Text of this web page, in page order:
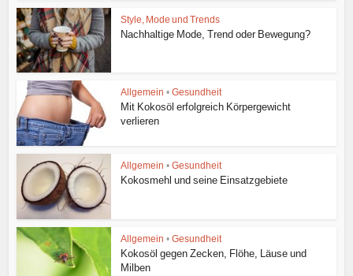
Style, Mode und Trends
Nachhaltige Mode, Trend oder Bewegung?
Allgemein • Gesundheit
Mit Kokosöl erfolgreich Körpergewicht
verlieren
Allgemein • Gesundheit
Kokosmehl und seine Einsatzgebiete
Allgemein • Gesundheit
Kokosöl gegen Zecken, Flöhe, Läuse und
Milben